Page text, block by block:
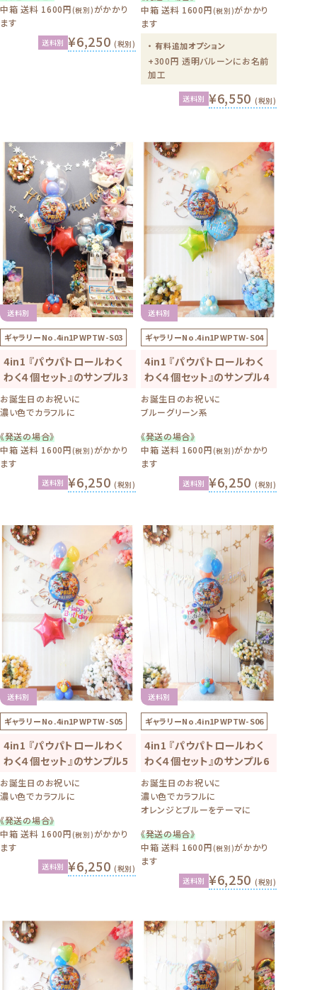
中箱 送料 1600円 (税別)がかかり
ます
送料別 ¥6,250(税別)
中箱 送料 1600円 (税別)がかかり
ます
・ 有料追加オプション
+300円 透明バルーンにお名前
加工
送料別 ¥6,550 (税別)
送料別
ギャラリーNo.4in1PWPTW-S03
4in1 『パウパトロールわく
わく４個セット』のサンプル3
お誕生日のお祝いに
濃い色でカラフルに
《発送の場合》
中箱 送料 1600円 (税別)がかかり
ます
送料別 ¥6,250(税別)
送料別
ギャラリーNo.4in1PWPTW-S04
4in1 『パウパトロールわく
わく４個セット』のサンプル4
お誕生日のお祝いに
ブルーグリーン系
《発送の場合》
中箱 送料 1600円 (税別)がかかり
ます
送料別 ¥6,250 (税別)
送料別
ギャラリーNo.4in1PWPTW-S05
4in1 『パウパトロールわく
わく４個セット』のサンプル5
お誕生日のお祝いに
濃い色でカラフルに
《発送の場合》
中箱 送料 1600円 (税別)がかかり
ます
送料別 ¥6,250(税別)
送料別
ギャラリーNo.4in1PWPTW-S06
4in1 『パウパトロールわく
わく４個セット』のサンプル6
お誕生日のお祝いに
濃い色でカラフルに
オレンジとブルーをテーマに
《発送の場合》
中箱 送料 1600円 (税別)がかかり
ます
送料別 ¥6,250 (税別)